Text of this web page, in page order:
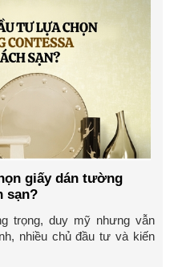
giấy dán tường
sạn?
trọng, duy mỹ nhưng vẫn
nhiều chủ đầu tư và kiến